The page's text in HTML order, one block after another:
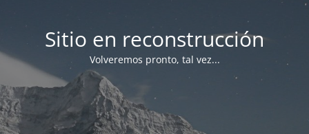
Sitio en reconstrucción
Volveremos pronto, tal vez...